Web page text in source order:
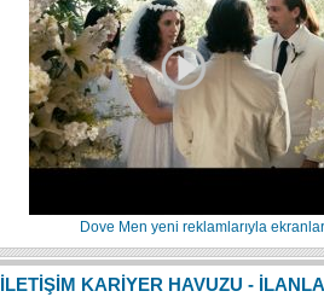
Dove Men yeni reklamlarıyla
İLETİŞİM KARİYER HAVUZU -